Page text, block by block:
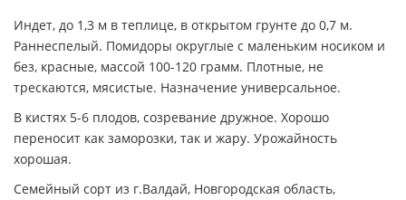
Индет, до 1,3 м в теплице, в открытом грунте до 0,7 м.
Раннеспелый. Помидоры округлые с маленьким носиком и
без, красные, массой 100-120 грамм. Плотные, не
трескаются, мясистые. Назначение универсальное.
В кистях 5-6 плодов, созревание дружное. Хорошо
переносит как заморозки, так и жару. Урожайность
хорошая.
Семейный сорт из г.Валдай, Новгородская область,